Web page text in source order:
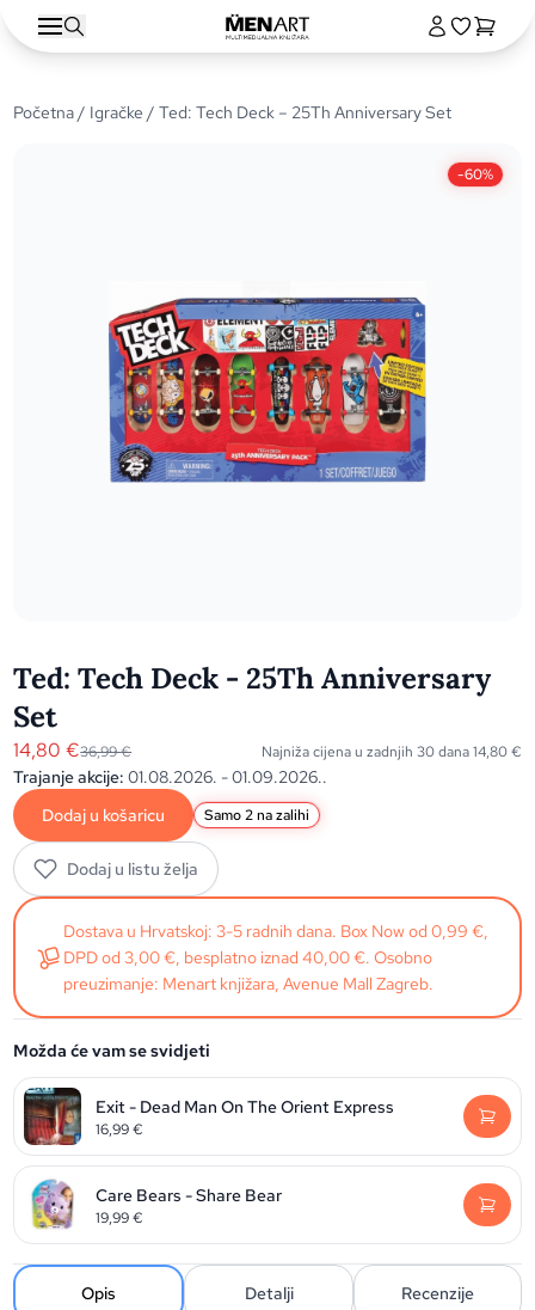
Početna/ Igračke / Ted: Tech Deck – 25Th Anniversary Set
-60%
Ted: Tech Deck - 25Th Anniversary
Set
14,80€36,99€ Najniža cijena u zadnjih 30 dana14,80€
Trajanje akcije: 01.08.2026. - 01.09.2026..
Dodaj u košaricu
Samo 2 na zalihi
Dodaj u listu želja
Dostava u Hrvatskoj: 3-5 radnih dana. Box Now od 0,99 €,
DPD od 3,00 €, besplatno iznad 40,00 €. Osobno
preuzimanje: Menart knjižara, Avenue Mall Zagreb.
Možda će vam se svidjeti
Exit - Dead Man On The Orient Express
16,99€
Care Bears - Share Bear
19,99€
Opis Detalji Recenzije